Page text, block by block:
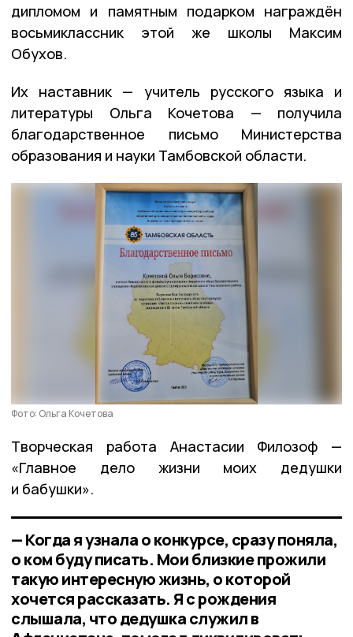
дипломом и памятным подарком награждён
восьмиклассник этой же школы Максим
Обухов.
Их наставник — учитель русского языка и
литературы Ольга Кочетова — получила
благодарственное письмо Министерства
образования и науки Тамбовской области.
Фото: Ольга Кочетова
Творческая работа Анастасии Филозоф —
«Главное дело жизни моих дедушки
и бабушки».
— Когда я узнала о конкурсе, сразу поняла,
о ком буду писать. Мои близкие прожили
такую интересную жизнь, о которой
хочется рассказать. Я с рождения
слышала, что дедушка служил в